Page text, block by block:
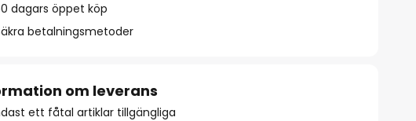
dagars öppet köp
betalningsmetoder
om leverans
ett fåtal artiklar tillgängliga